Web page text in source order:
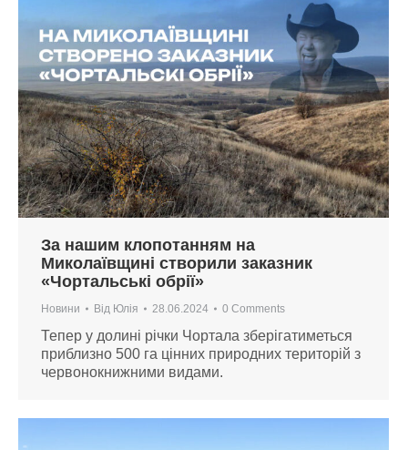
За нашим клопотанням на
Миколаївщині створили заказник
«Чортальські обрії»
Новини Від Юлія 28.06.2024 0 Comments
Тепер у долині річки Чортала зберігатиметься
приблизно 500 га цінних природних територій з
червонокнижними видами.